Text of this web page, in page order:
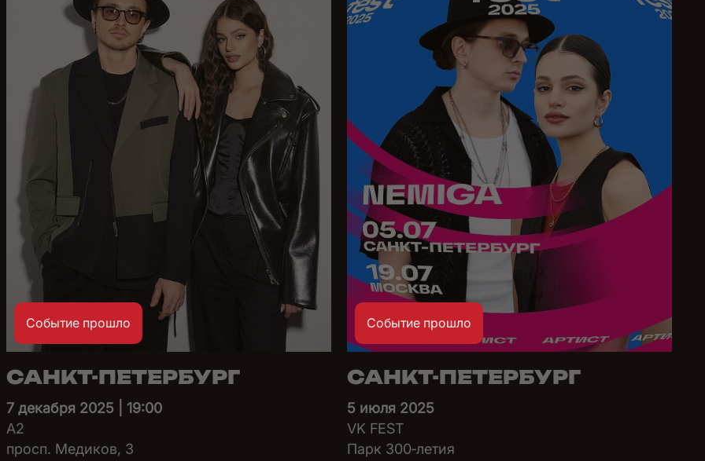
Событие прошло
САНКТ-ПЕТЕРБУРГ
7 декабря 2025 | 19:00
A2
просп. Медиков, 3
Событие прошло
САНКТ-ПЕТЕРБУРГ
5 июля 2025
VK FEST
Парк 300‑летия